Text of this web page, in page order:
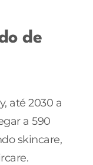
de
até 2030 a
a 590
skincare,